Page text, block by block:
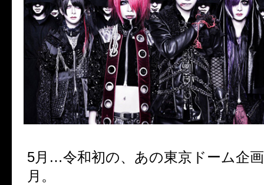
5月…令和初の、あの東京ドーム企
月。